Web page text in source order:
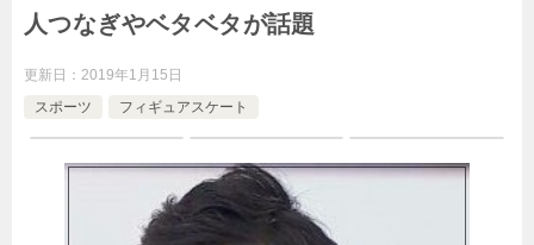
人つなぎやベタベタが話題
更新日： 2019年1月15日
スポーツ
フィギュアスケート